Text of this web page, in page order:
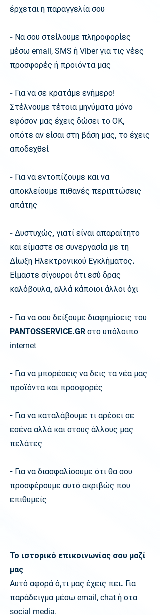
έρχεται η παραγγελία σου
- Να σου στείλουμε πληροφορίες
μέσω email, SMS ή Viberγια τις νέες
προσφορές ή προϊόντα μας
- Για να σε κρατάμε ενήμερο!
Στέλνουμε τέτοια μηνύματα μόνο
εφόσον μας έχεις δώσει το ΟΚ,
οπότε αν είσαι στη βάση μας, το έχεις
αποδεχθεί
- Για να εντοπίζουμε και να
αποκλείουμε πιθανές περιπτώσεις
απάτης
- Δυστυχώς, γιατί είναι απαραίτητο
και είμαστε σε συνεργασία με τη
Δίωξη Ηλεκτρονικού Εγκλήματος.
Είμαστε σίγουροι ότι εσύ δρας
καλόβουλα, αλλά κάποιοι άλλοι όχι
- Για να σου δείξουμε διαφημίσεις του
PANTOSSERVICE.GR στο υπόλοιπο
internet
- Για να μπορέσεις να δεις τα νέα μας
προϊόντα και προσφορές
- Για να καταλάβουμε τι αρέσει σε
εσένα αλλά και στους άλλους μας
πελάτες
- Για να διασφαλίσουμε ότι θα σου
προσφέρουμε αυτό ακριβώς που
επιθυμείς
Το ιστορικό επικοινωνίας σου μαζί
μας
Αυτό αφορά ό,τι μας έχεις πει. Για
παράδειγμα μέσω email, chat ή στα
social media.